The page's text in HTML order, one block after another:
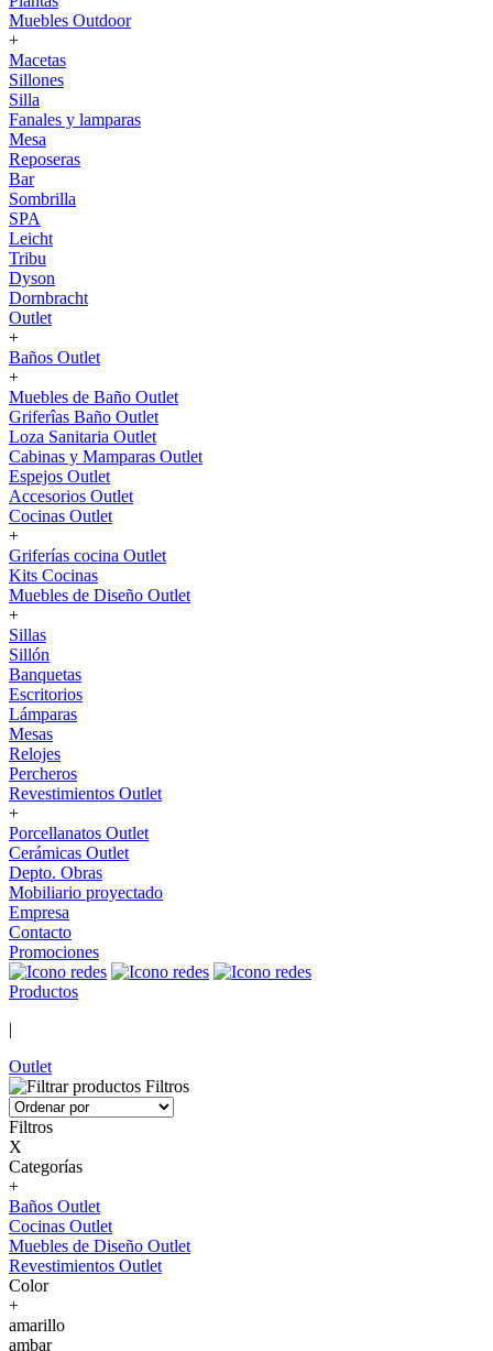
Muebles Outdoor
+
Macetas
Sillones
Silla
Fanales y lamparas
Mesa
Reposeras
Bar
Sombrilla
SPA
Leicht
Tribu
Dyson
Dornbracht
Outlet
+
Baños Outlet
+
Muebles de Baño Outlet
Griferîas Baño Outlet
Loza Sanitaria Outlet
Cabinas y Mamparas Outlet
Espejos Outlet
Accesorios Outlet
Cocinas Outlet
+
Griferías cocina Outlet
Kits Cocinas
Muebles de Diseño Outlet
+
Sillas
Sillón
Banquetas
Escritorios
Lámparas
Mesas
Relojes
Percheros
Revestimientos Outlet
+
Porcellanatos Outlet
Cerámicas Outlet
Depto. Obras
Mobiliario proyectado
Empresa
Contacto
Promociones
Productos
|
Outlet
Filtros
Filtros
X
Categorías
+
Baños Outlet
Cocinas Outlet
Muebles de Diseño Outlet
Revestimientos Outlet
Color
+
amarillo
ambar